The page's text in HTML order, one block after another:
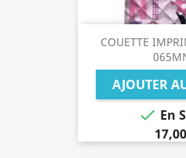
COUETTE
AJOUTER
 En